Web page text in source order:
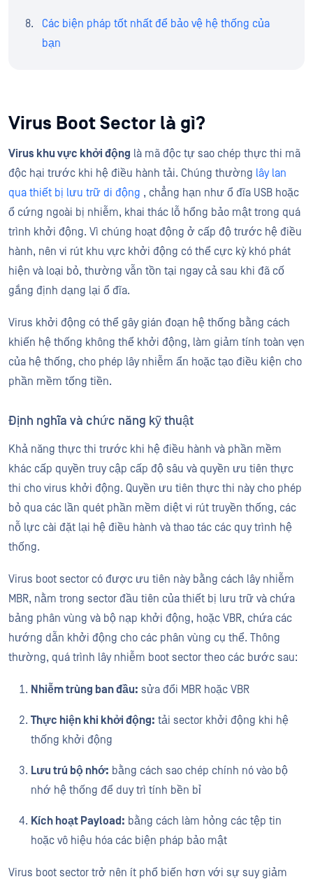
Các biện pháp tốt nhất để bảo vệ hệ thống của
bạn
Virus Boot Sector là gì?
Virus khu vực khởi động là mã độc tự sao chép thực thi mã
độc hại trước khi hệ điều hành tải. Chúng thường lây lan
qua thiết bị lưu trữ di động , chẳng hạn như ổ đĩa USB hoặc
ổ cứng ngoài bị nhiễm, khai thác lỗ hổng bảo mật trong quá
trình khởi động. Vì chúng hoạt động ở cấp độ trước hệ điều
hành, nên vi rút khu vực khởi động có thể cực kỳ khó phát
hiện và loại bỏ, thường vẫn tồn tại ngay cả sau khi đã cố
gắng định dạng lại ổ đĩa.
Virus khởi động có thể gây gián đoạn hệ thống bằng cách
khiến hệ thống không thể khởi động, làm giảm tính toàn vẹn
của hệ thống, cho phép lây nhiễm ẩn hoặc tạo điều kiện cho
phần mềm tống tiền.
Định nghĩa và chức năng kỹ thuật
Khả năng thực thi trước khi hệ điều hành và phần mềm
khác cấp quyền truy cập cấp độ sâu và quyền ưu tiên thực
thi cho virus khởi động. Quyền ưu tiên thực thi này cho phép
bỏ qua các lần quét phần mềm diệt vi rút truyền thống, các
nỗ lực cài đặt lại hệ điều hành và thao tác các quy trình hệ
thống.
Virus boot sector có được ưu tiên này bằng cách lây nhiễm
MBR, nằm trong sector đầu tiên của thiết bị lưu trữ và chứa
bảng phân vùng và bộ nạp khởi động, hoặc VBR, chứa các
hướng dẫn khởi động cho các phân vùng cụ thể. Thông
thường, quá trình lây nhiễm boot sector theo các bước sau:
Nhiễm trùng ban đầu: sửa đổi MBR hoặc VBR
Thực hiện khi khởi động: tải sector khởi động khi hệ
thống khởi động
Lưu trú bộ nhớ: bằng cách sao chép chính nó vào bộ
nhớ hệ thống để duy trì tính bền bỉ
Kích hoạt Payload: bằng cách làm hỏng các tệp tin
hoặc vô hiệu hóa các biện pháp bảo mật
Virus boot sector trở nên ít phổ biến hơn với sự suy giảm